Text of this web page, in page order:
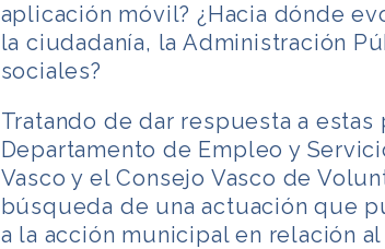
aplicación móvil? ¿Hacia dónde
la ciudadanía, la Administración
sociales?
Tratando de dar respuesta a
Departamento de Empleo y
Vasco y el Consejo Vasco de
búsqueda de una actuación que
a la acción municipal en relación